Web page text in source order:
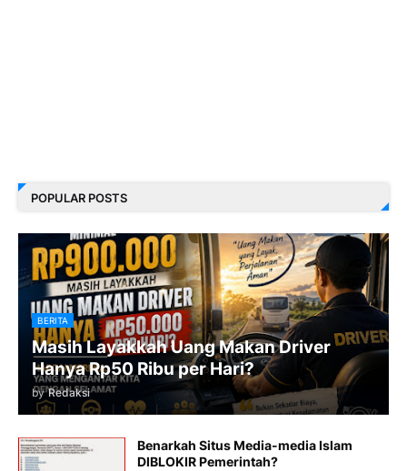
POPULAR POSTS
BERITA
Masih Layakkah Uang Makan Driver
Hanya Rp50 Ribu per Hari?
by Redaksi
Benarkah Situs Media-media Islam
DIBLOKIR Pemerintah?